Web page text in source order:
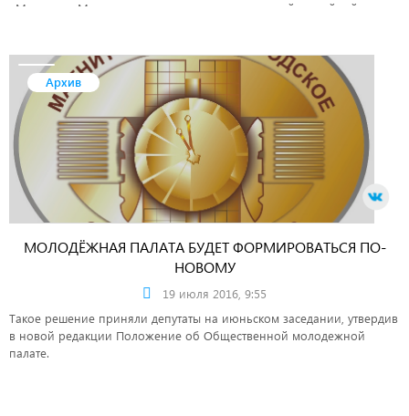
«Металлург Магнитогорск», игрока национальной хоккейной лиги и
Архив
МОЛОДЁЖНАЯ ПАЛАТА БУДЕТ ФОРМИРОВАТЬСЯ ПО-
НОВОМУ
19 июля 2016, 9:55
Такое решение приняли депутаты на июньском заседании, утвердив
в новой редакции Положение об Общественной молодежной
палате.